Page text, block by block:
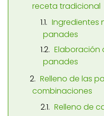
receta tradicional
Ingredientes
panades
Elaboración
panades
Relleno de las
combinaciones
Relleno de